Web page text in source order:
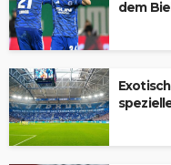
dem